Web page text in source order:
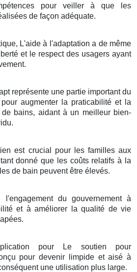
pour veiller à que les
de façon adéquate.
L'aide à l'adaptation a de même
et le respect des usagers ayant
représente une partie important du
augmenter la praticabilité et la
bains, aidant à un meilleur bien-
est crucial pour les familles aux
donné que les coûts relatifs à la
de bain peuvent être élevés.
l'engagement du gouvernement à
et à améliorer la qualité de vie
pour Le soutien pour
pour devenir limpide et aisé à
une utilisation plus large.